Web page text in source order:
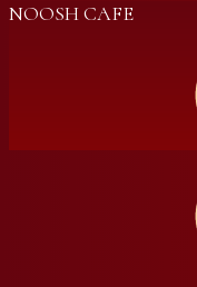
NOOSH CAFE